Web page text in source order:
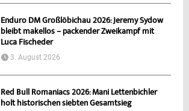
Enduro DM Großlöbichau 2026: Jeremy Sydow
bleibt makellos – packender Zweikampf mit
Luca Fischeder
3. August 2026
Red Bull Romaniacs 2026: Mani Lettenbichler
holt historischen siebten Gesamtsieg